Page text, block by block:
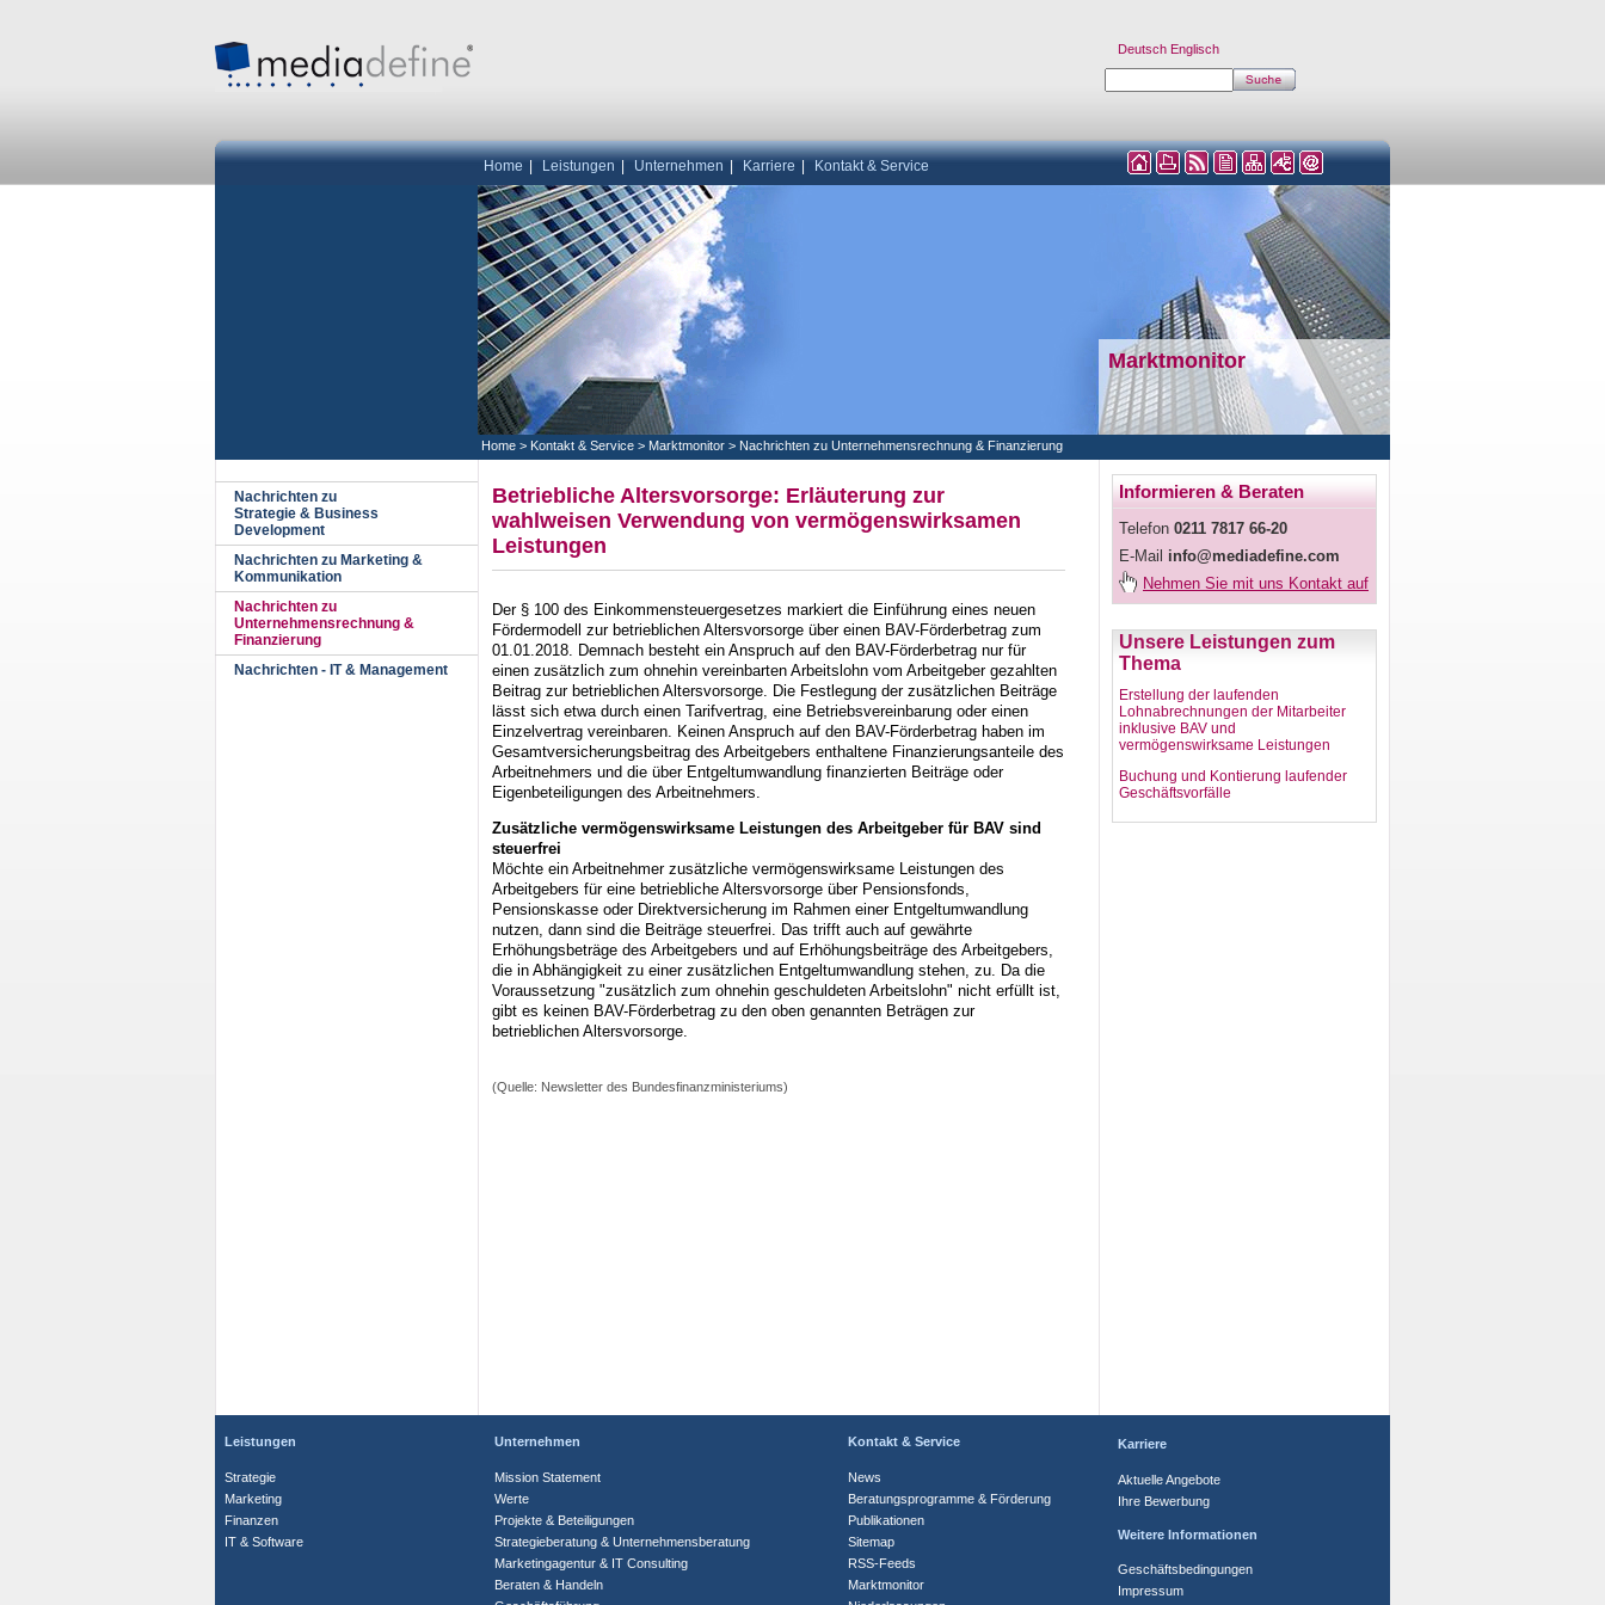
Home Leistungen Unternehmen Karriere Kontakt & Service
Deutsch Englisch
Home > Kontakt & Service > Marktmonitor > Nachrichten zu Unternehmensrechnung & Finanzierung
Nachrichten zu
Strategie & Business
Development
Nachrichten zu Marketing &
Kommunikation
Nachrichten zu
Unternehmensrechnung &
Finanzierung
Nachrichten - IT & Management
Marktmonitor
Unsere Leistungen zum
Thema
Erstellung der laufenden
Lohnabrechnungen der Mitarbeiter
inklusive BAV und
vermögenswirksame Leistungen
Buchung und Kontierung laufender
Geschäftsvorfälle
Betriebliche Altersvorsorge: Erläuterung zur
wahlweisen Verwendung von vermögenswirksamen
Leistungen
Der § 100 des Einkommensteuergesetzes markiert die Einführung eines neuen
Fördermodell zur betrieblichen Altersvorsorge über einen BAV-Förderbetrag zum
01.01.2018. Demnach besteht ein Anspruch auf den BAV-Förderbetrag nur für
einen zusätzlich zum ohnehin vereinbarten Arbeitslohn vom Arbeitgeber gezahlten
Beitrag zur betrieblichen Altersvorsorge. Die Festlegung der zusätzlichen Beiträge
lässt sich etwa durch einen Tarifvertrag, eine Betriebsvereinbarung oder einen
Einzelvertrag vereinbaren. Keinen Anspruch auf den BAV-Förderbetrag haben im
Gesamtversicherungsbeitrag des Arbeitgebers enthaltene Finanzierungsanteile des
Arbeitnehmers und die über Entgeltumwandlung finanzierten Beiträge oder
Eigenbeteiligungen des Arbeitnehmers.
Zusätzliche vermögenswirksame Leistungen des Arbeitgeber für BAV sind
steuerfrei
Möchte ein Arbeitnehmer zusätzliche vermögenswirksame Leistungen des
Arbeitgebers für eine betriebliche Altersvorsorge über Pensionsfonds,
Pensionskasse oder Direktversicherung im Rahmen einer Entgeltumwandlung
nutzen, dann sind die Beiträge steuerfrei. Das trifft auch auf gewährte
Erhöhungsbeträge des Arbeitgebers und auf Erhöhungsbeiträge des Arbeitgebers,
die in Abhängigkeit zu einer zusätzlichen Entgeltumwandlung stehen, zu. Da die
Voraussetzung "zusätzlich zum ohnehin geschuldeten Arbeitslohn" nicht erfüllt ist,
gibt es keinen BAV-Förderbetrag zu den oben genannten Beträgen zur
betrieblichen Altersvorsorge.
(Quelle: Newsletter des Bundesfinanzministeriums)
Informieren & Beraten
Telefon 0211 7817 66-20
E-Mail info@mediadefine.com
Nehmen Sie mit uns Kontakt auf
Leistungen
Strategie
Marketing
Finanzen
IT & Software
Unternehmen
Mission Statement
Werte
Projekte & Beteiligungen
Strategieberatung & Unternehmensberatung
Marketingagentur & IT Consulting
Beraten & Handeln
Kontakt & Service
News
Beratungsprogramme & Förderung
Publikationen
Sitemap
RSS-Feeds
Marktmonitor
Karriere
Aktuelle Angebote
Ihre Bewerbung
Weitere Informationen
Geschäftsbedingungen
Impressum